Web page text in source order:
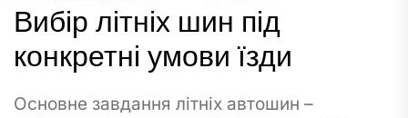
Вибір літніх шин під
конкретні умови їзди
Основне завдання літніх автошин –